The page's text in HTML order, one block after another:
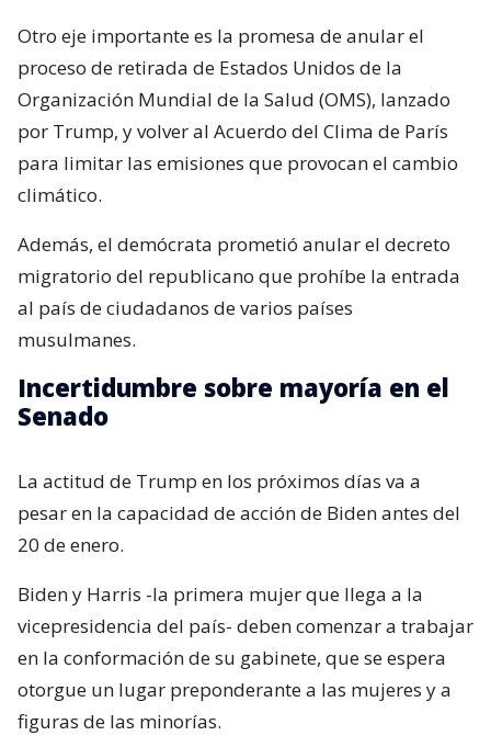
Otro eje importante es la promesa de anular el
proceso de retirada de Estados Unidos de la
Organización Mundial de la Salud (OMS), lanzado
por Trump, y volver al Acuerdo del Clima de París
para limitar las emisiones que provocan el cambio
climático.
Además, el demócrata prometió anular el decreto
migratorio del republicano que prohíbe la entrada
al país de ciudadanos de varios países
musulmanes.
Incertidumbre sobre mayoría en el
Senado
La actitud de Trump en los próximos días va a
pesar en la capacidad de acción de Biden antes del
20 de enero.
Biden y Harris -la primera mujer que llega a la
vicepresidencia del país- deben comenzar a trabajar
en la conformación de su gabinete, que se espera
otorgue un lugar preponderante a las mujeres y a
figuras de las minorías.